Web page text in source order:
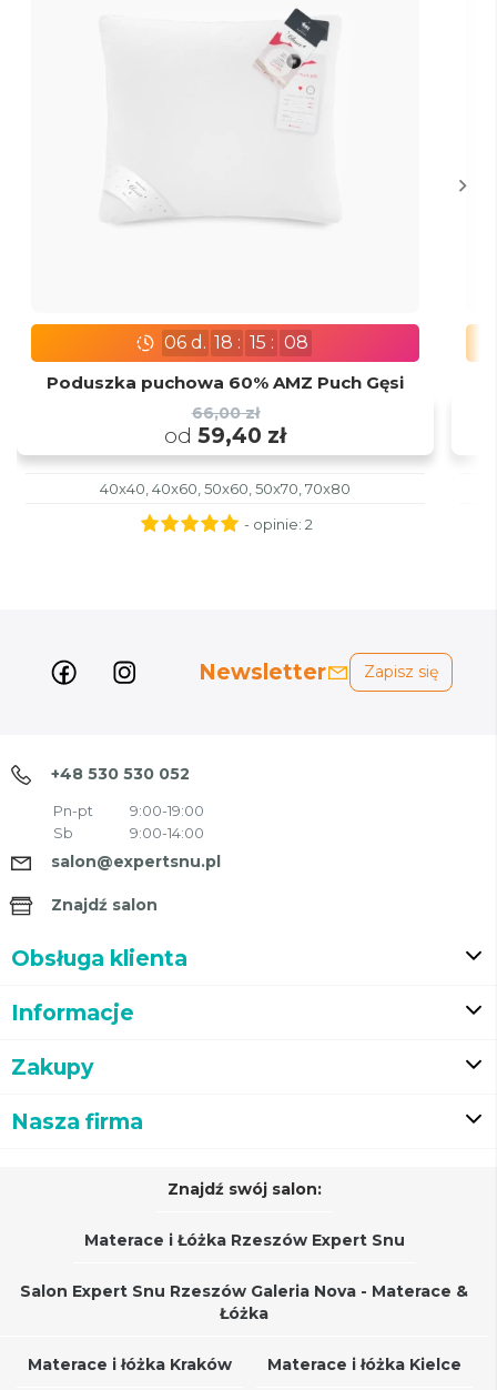
06 d. 18 : 15 : 07
Poduszka puchowa 60% AMZ Puch Gęsi
66,00 zł
od 59,40 zł
40x40, 40x60, 50x60, 50x70, 70x80
- opinie: 2
Newsletter Zapisz się
+48 530 530 052
Pn-pt
9:00-19:00
Sb
9:00-14:00
salon@expertsnu.pl
Znajdź salon
Obsługa klienta
Informacje
Zakupy
Nasza firma
Znajdź swój salon:
Materace i Łóżka Rzeszów Expert Snu
Salon Expert Snu Rzeszów Galeria Nova - Materace &
Łóżka
Materace i łóżka Kraków Materace i łóżka Kielce